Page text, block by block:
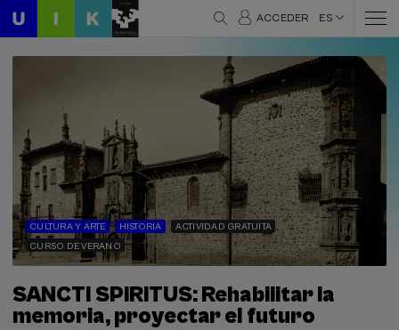
ACCEDER ES
CULTURA Y ARTE HISTORIA
ACTIVIDAD GRATUITA
CURSO DE VERANO
SANCTI SPIRITUS: Rehabilitar la
memoria, proyectar el futuro